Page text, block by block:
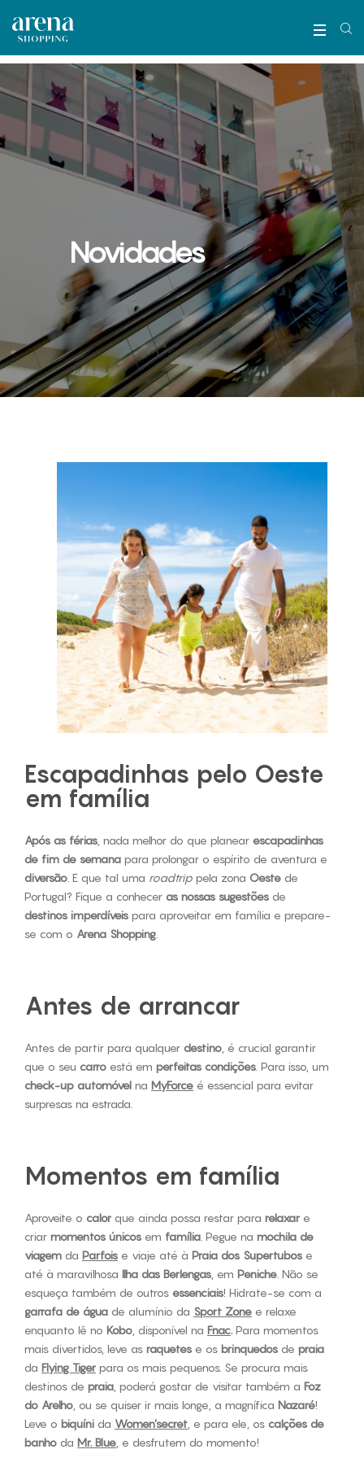
Novidades
Escapadinhas pelo Oeste
em família
Após as férias , nada melhor do que planear escapadinhas
de fim de semana para prolongar o espírito de aventura e
diversão . E que tal uma roadtrip pela zona Oeste de
Portugal? Fique a conhecer as nossas sugestões de
destinos imperdíveis para aproveitar em família e prepare-
se com o Arena Shopping
Antes de arrancar
Antes de partir para qualquer destino , é crucial garantir
que o seu carro está em perfeitas condições . Para isso, um
check-up automóvel na MyForce é essencial para evitar
surpresas na estrada.
Momentos em família
Aproveite o calor que ainda possa restar para relaxar e
criar momentos únicos em família . Pegue na mochila de
viagem da Parfois e viaje até à Praia dos Supertubos e
até à maravilhosa Ilha das Berlengas , em Peniche . Não se
esqueça também de outros essenciais! Hidrate-se com a
garrafa de água de alumínio da Sport Zone e relaxe
enquanto lê no Kobo , disponível na Fnac. Para momentos
mais divertidos, leve as raquetes e os brinquedos de praia
da Flying Tiger para os mais pequenos. Se procura mais
destinos de praia , poderá gostar de visitar também a Foz
do Arelho , ou se quiser ir mais longe, a magnífica Nazaré!
Leve o biquíni da Women’secret , e para ele, os calções de
banho da Mr. Blue , e desfrutem do momento!